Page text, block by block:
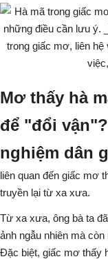
Mơ thấy hà
để "đổi
nghiệm dân
liên quan đến giấc mơ
truyền lại từ xa xưa.
Từ xa xưa, ông bà ta
ảnh ngẫu nhiên mà
Đặc biệt, giấc mơ thấy